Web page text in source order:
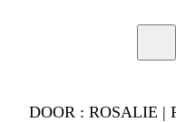
DOOR : ROSALIE |